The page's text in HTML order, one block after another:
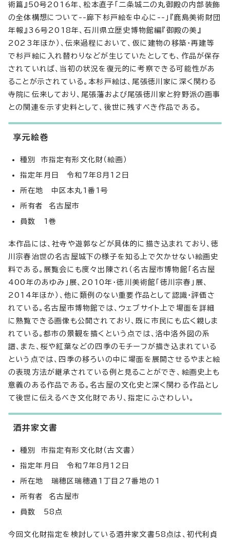
術篇』50号2016年、松本直子「二条城二の丸御殿の内部装飾
の全体構想について--廊下杉戸絵を中心に--」『鹿島美術財団
年報』36号2018年、石川県立歴史博物館編『御殿の美』
2023年ほか）、伝来過程において、仮に建物の移築・再建等
で杉戸絵に入れ替わりなどが生じていたとしても、作品が保存
されていれば、当初の状況を復元的に考察できる可能性があ
ることが示されている。本杉戸絵は、尾張徳川家に深く関わる
寺院に伝来しており、尾張藩および尾張徳川家と狩野派の画事
との関連を示す史料として、後世に残すべき作品である。
享元絵巻
種別 市指定有形文化財（絵画）
指定年月日 令和7年8月12日
所在地 中区本丸1番1号
所有者 名古屋市
員数 1巻
本作品には、社寺や遊郭などが具体的に描き込まれており、徳
川宗春治世の名古屋城下の様子を知る上で欠かせない絵画史
料である。展覧会にも度々出陳され（名古屋市博物館「名古屋
400年のあゆみ」展、2010年・徳川美術館「徳川宗春」展、
2014年ほか）、他に類例のない重要作品として認識・評価さ
れている。名古屋市博物館では、ウェブサイト上で場面を詳細
に熟覧できる画像も公開されており、既に市民にも広く親しま
れている。都市の景観を描くという点では、洛中洛外図の系
譜、また、桜や紅葉などの四季のモチーフが描き込まれている
という点では、四季の移ろいの中に場面を展開させるやまと絵
の表現方法が継承されている例と見ることができ、絵画史上も
意義のある作品である。名古屋の文化史と深く関わる作品とし
て後世に伝えるべき文化財であり、指定にふさわしい。
酒井家文書
種別 市指定有形文化財（古文書）
指定年月日 令和7年8月12日
所在地 瑞穂区瑞穂通1丁目27番地の1
所有者 名古屋市
員数 58点
今回文化財指定を検討している酒井家文書58点は、初代利貞